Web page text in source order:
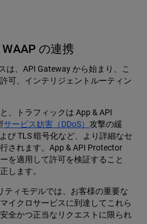
の連携
は、API Gateway から始まり、こ
可、インテリジェントルーティン
、トラフィックは App & API
サービス妨害（DDoS） 攻撃の緩
び TLS 暗号化など、より詳細なセ
されます。App & API Protector
を適用して許可を検証すること
します。
ティモデルでは、お客様の重要な
イクロサービスに到達してこれら
全かつ正当なリクエストに限られ